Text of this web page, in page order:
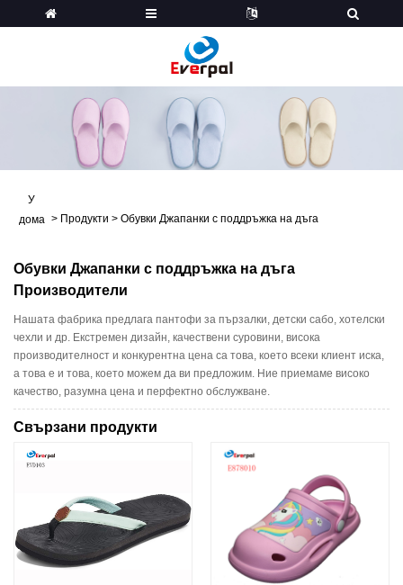
У
дома > Продукти > Обувки Джапанки с поддръжка на дъга
Обувки Джапанки с поддръжка на дъга
Производители
Нашата фабрика предлага пантофи за пързалки, детски сабо, хотелски
чехли и др. Екстремен дизайн, качествени суровини, висока
производителност и конкурентна цена са това, което всеки клиент иска,
а това е и това, което можем да ви предложим. Ние приемаме високо
качество, разумна цена и перфектно обслужване.
Свързани продукти